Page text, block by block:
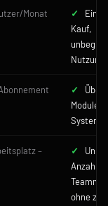
Monat
✓
Kauf,
Nutzung
✓
Über
Module
System
–
✓
Anzahl
ohne